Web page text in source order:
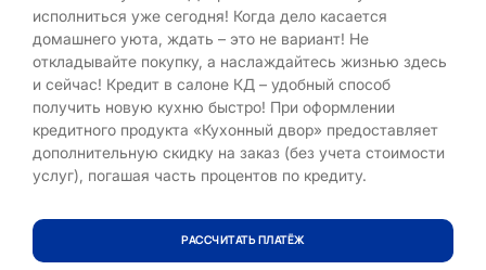
исполниться уже сегодня! Когда дело касается
домашнего уюта, ждать – это не вариант! Не
откладывайте покупку, а наслаждайтесь жизнью здесь
и сейчас! Кредит в салоне КД – удобный способ
получить новую кухню быстро! При оформлении
кредитного продукта «Кухонный двор» предоставляет
дополнительную скидку на заказ (без учета стоимости
услуг), погашая часть процентов по кредиту.
РАССЧИТАТЬ ПЛАТЁЖ